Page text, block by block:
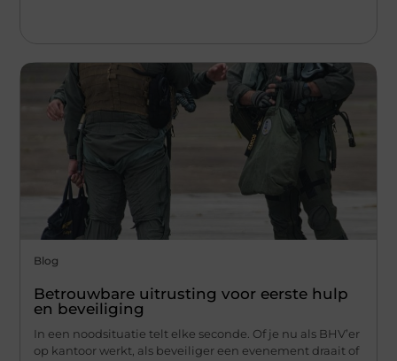
Blog
Betrouwbare uitrusting voor eerste hulp
en beveiliging
In een noodsituatie telt elke seconde. Of je nu als BHV’er
op kantoor werkt, als beveiliger een evenement draait of